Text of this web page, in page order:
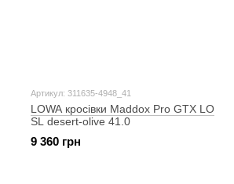
Артикул: 311635-4948_41
LOWA кросівки Maddox Pro GTX LO
SL desert-olive 41.0
9 360 грн